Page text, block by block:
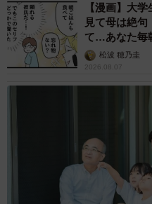
【漫画】大
見て母は絶
て…あなた毎
松波 穂乃圭
2026.08.07